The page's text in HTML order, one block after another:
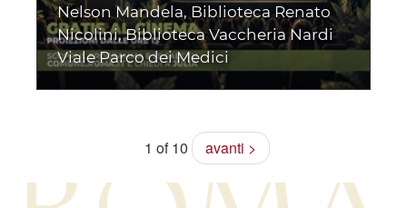
Nelson Mandela, Biblioteca Renato
Nicolini,Biblioteca Vaccheria Nardi
Viale Parco dei Medici
1 of 10 avanti >